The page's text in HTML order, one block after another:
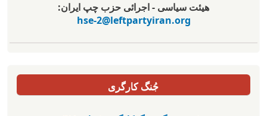
هیئت سیاسی - اجرائی حزب چپ ایران:
hse-2@leftpartyiran.org
جُنگ کارگری